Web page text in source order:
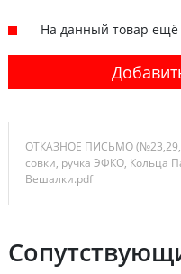
На данный товар ещё
ОТКАЗНОЕ ПИСЬМО
совки, ручка ЭФКО, Кольца
Вешалки.pdf